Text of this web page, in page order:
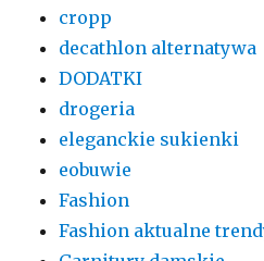
cropp
decathlon alternatywa
DODATKI
drogeria
eleganckie sukienki
eobuwie
Fashion
Fashion aktualne